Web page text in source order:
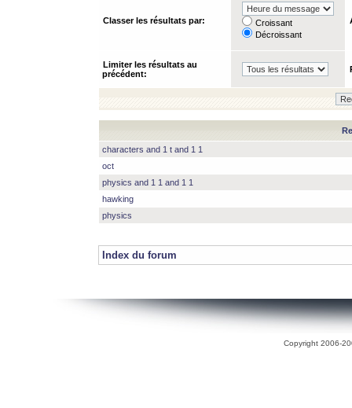
Classer les résultats par:
Croissant
Décroissant
Limiter les résultats au
précédent:
characters and 1 t and 1 1
oct
physics and 1 1 and 1 1
hawking
physics
Index du forum
Copyright 2006-